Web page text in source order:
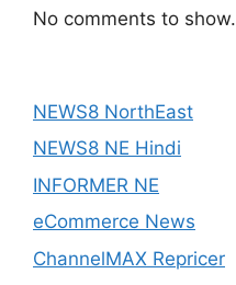
No comments to show.
NEWS8 NorthEast
NEWS8 NE Hindi
INFORMER NE
eCommerce News
ChannelMAX Repricer